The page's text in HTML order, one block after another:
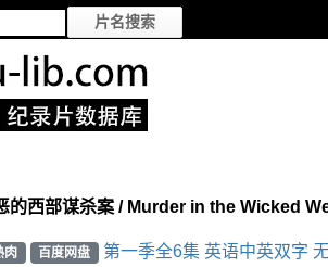
的西部谋杀案 / Murder in the Wicked
肉 百度网盘
第一季全6集 英语中英双字